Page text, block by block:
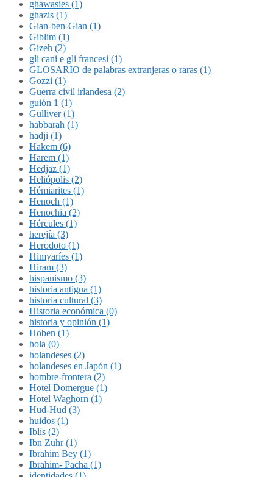
ghawasies (1)
ghazis (1)
Gian-ben-Gian (1)
Giblim (1)
Gizeh (2)
gli cani e gli francesi (1)
GLOSARIO de palabras extranjeras o raras (1)
Gozzi (1)
Guerra civil irlandesa (2)
guión 1 (1)
Gulliver (1)
habbarah (1)
hadji (1)
Hakem (6)
Harem (1)
Hedjaz (1)
Heliópolis (2)
Hémiarites (1)
Henoch (1)
Henochia (2)
Hércules (1)
herejía (3)
Herodoto (1)
Himyaríes (1)
Hiram (3)
hispanismo (3)
historia antigua (1)
historia cultural (3)
Historia económica (0)
historia y opinión (1)
Hoben (1)
hola (0)
holandeses (2)
holandeses en Japón (1)
hombre-frontera (2)
Hotel Domergue (1)
Hotel Waghorn (1)
Hud-Hud (3)
huidos (1)
Iblís (2)
Ibn Zuhr (1)
Ibrahim Bey (1)
Ibrahim- Pacha (1)